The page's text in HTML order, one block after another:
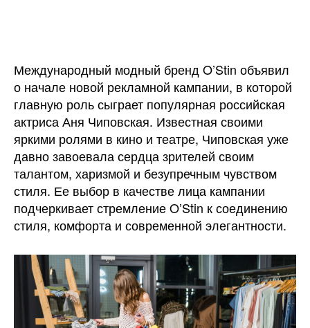
международного
O’Stin
стала
актриса
Аня
Чиповская
Международный модный бренд O’Stin объявил
о начале новой рекламной кампании, в которой
главную роль сыграет популярная российская
актриса Аня Чиповская. Известная своими
яркими ролями в кино и театре, Чиповская уже
давно завоевала сердца зрителей своим
талантом, харизмой и безупречным чувством
стиля. Ее выбор в качестве лица кампании
подчеркивает стремление O’Stin к соединению
стиля, комфорта и современной элегантности.